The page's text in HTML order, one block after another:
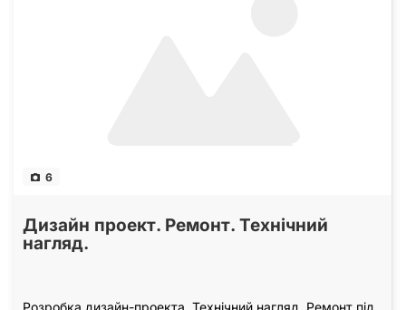
6
Дизайн проект. Ремонт. Технічний
нагляд.